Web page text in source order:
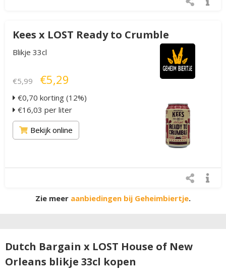
Kees x LOST Ready to Crumble
Blikje 33cl
€5,99 €5,29
€0,70 korting (12%)
€16,03 per liter
Bekijk online
Zie meer aanbiedingen bij Geheimbiertje.
Dutch Bargain x LOST House of New
Orleans blikje 33cl kopen